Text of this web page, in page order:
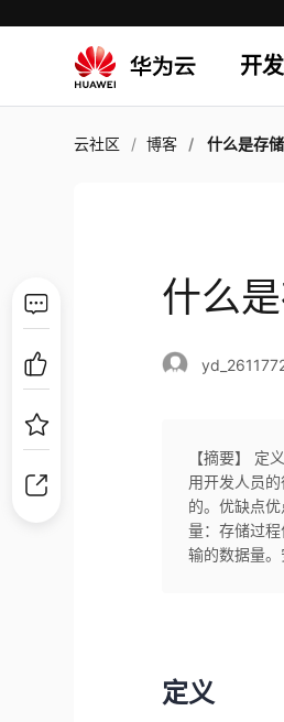
开
云社区 博客 什么是存储
什么
【摘要】 定
用开发人员
的。优缺点
量：存储过
输的数据量
定义